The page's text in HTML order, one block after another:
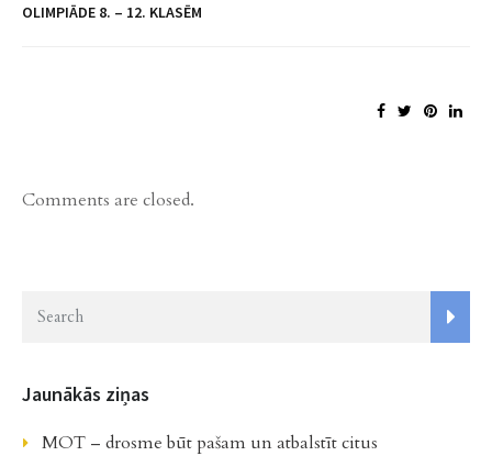
OLIMPIĀDE 8. – 12. KLASĒM
Comments are closed.
Jaunākās ziņas
MOT – drosme būt pašam un atbalstīt citus